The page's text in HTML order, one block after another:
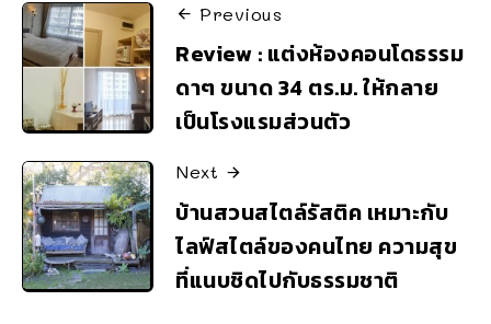
Previous
Review : แต่งห้องคอนโดธรรม
ดาๆ ขนาด 34 ตร.ม. ให้กลาย
เป็นโรงแรมส่วนตัว
Next
บ้านสวนสไตล์รัสติค เหมาะกับ
ไลฟ์สไตล์ของคนไทย ความสุข
ที่แนบชิดไปกับธรรมชาติ